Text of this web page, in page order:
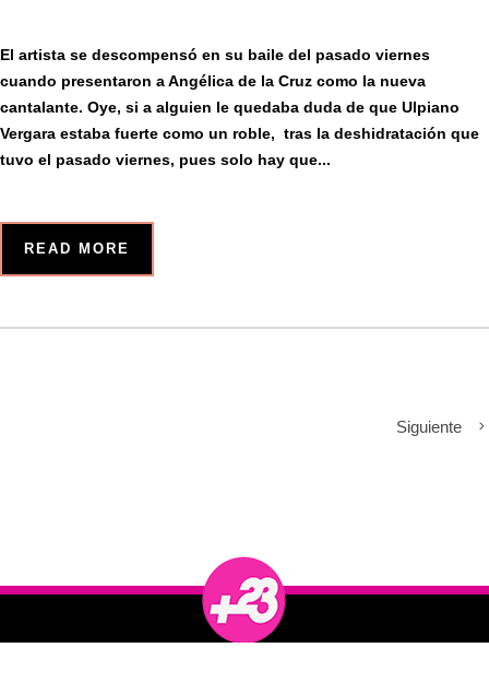
El artista se descompensó en su baile del pasado viernes
cuando presentaron a Angélica de la Cruz como la nueva
cantalante. Oye, si a alguien le quedaba duda de que Ulpiano
Vergara estaba fuerte como un roble, tras la deshidratación que
tuvo el pasado viernes, pues solo hay que...
READ MORE
Siguiente